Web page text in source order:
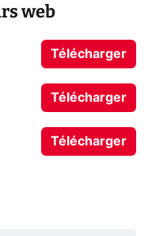
web
Télécharger
Télécharger
Télécharger